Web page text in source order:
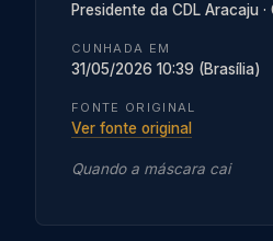
Presidente da CDL Aracaju
CUNHADA EM
31/05/2026 10:39 (Brasília)
FONTE ORIGINAL
Ver fonte original
Quando a máscara cai